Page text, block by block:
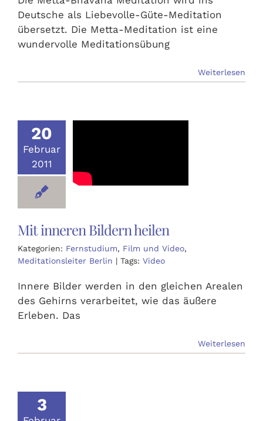
Deutsche als Liebevolle-Güte-Meditation
übersetzt. Die Metta-Meditation ist eine
wundervolle Meditationsübung
Weiterlesen
20
Februar
2011
Mit inneren Bildern heilen
Kategorien: Fernstudium, Film und Video,
Meditationsleiter Berlin | Tags: Video
Innere Bilder werden in den gleichen Arealen
des Gehirns verarbeitet, wie das äußere
Erleben. Das
Weiterlesen
3